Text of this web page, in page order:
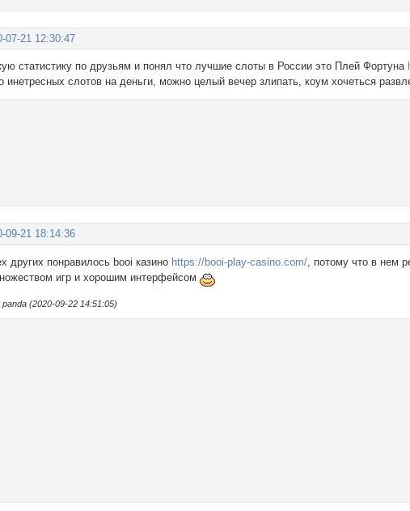
07-21 12:30:47
статистику по друзьям и понял что лучшие слоты в России это Плей Фортуна
инетресных слотов на деньги, можно целый вечер злипать, коум хочеться
09-21 18:14:36
других понравилось booi казино https://booi-play-casino.com/ , потому что в нем
игр и хорошим интерфейсом
(2020-09-22 14:51:05)